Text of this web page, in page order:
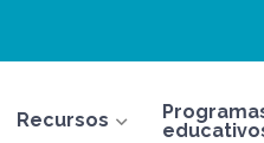
Recursos